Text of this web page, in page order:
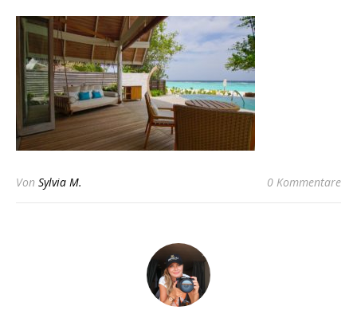
Von Sylvia M. 0 Kommentare